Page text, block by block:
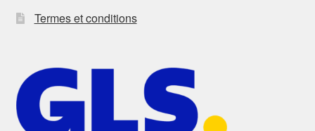
Termes et conditions